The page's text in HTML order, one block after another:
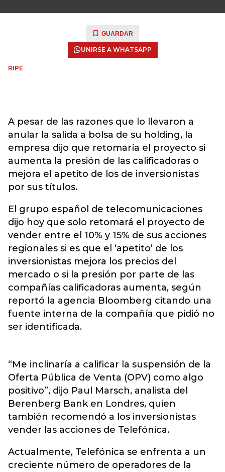
GUARDAR
UNIRSE A WHATSAPP
RIPE
A pesar de las razones que lo llevaron a
anular la salida a bolsa de su holding, la
empresa dijo que retomaría el proyecto si
aumenta la presión de las calificadoras o
mejora el apetito de los de inversionistas
por sus títulos.
El grupo español de telecomunicaciones
dijo hoy que solo retomará el proyecto de
vender entre el 10% y 15% de sus acciones
regionales si es que el ‘apetito’ de los
inversionistas mejora los precios del
mercado o si la presión por parte de las
compañías calificadoras aumenta, según
reportó la agencia Bloomberg citando una
fuente interna de la compañía que pidió no
ser identificada.
“Me inclinaría a calificar la suspensión de la
Oferta Pública de Venta (OPV) como algo
positivo”, dijo Paul Marsch, analista del
Berenberg Bank en Londres, quien
también recomendó a los inversionistas
vender las acciones de Telefónica.
Actualmente, Telefónica se enfrenta a un
creciente número de operadores de la